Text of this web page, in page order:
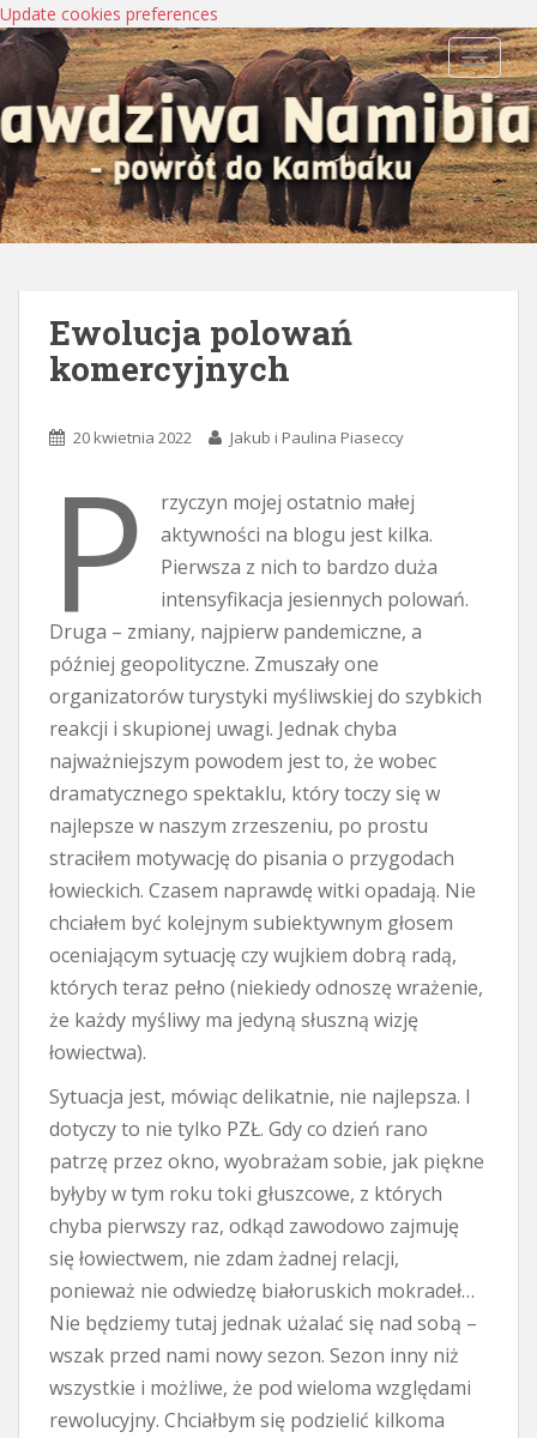
Update cookies preferences
Ewolucja polowań
komercyjnych
20 kwietnia 2022 Jakub i Paulina Piaseccy
P
rzyczyn mojej ostatnio małej
aktywności na blogu jest kilka.
Pierwsza z nich to bardzo duża
intensyfikacja jesiennych polowań.
Druga – zmiany, najpierw pandemiczne, a
później geopolityczne. Zmuszały one
organizatorów turystyki myśliwskiej do szybkich
reakcji i skupionej uwagi. Jednak chyba
najważniejszym powodem jest to, że wobec
dramatycznego spektaklu, który toczy się w
najlepsze w naszym zrzeszeniu, po prostu
straciłem motywację do pisania o przygodach
łowieckich. Czasem naprawdę witki opadają. Nie
chciałem być kolejnym subiektywnym głosem
oceniającym sytuację czy wujkiem dobrą radą,
których teraz pełno (niekiedy odnoszę wrażenie,
że każdy myśliwy ma jedyną słuszną wizję
łowiectwa).
Sytuacja jest, mówiąc delikatnie, nie najlepsza. I
dotyczy to nie tylko PZŁ. Gdy co dzień rano
patrzę przez okno, wyobrażam sobie, jak piękne
byłyby w tym roku toki głuszcowe, z których
chyba pierwszy raz, odkąd zawodowo zajmuję
się łowiectwem, nie zdam żadnej relacji,
ponieważ nie odwiedzę białoruskich mokradeł…
Nie będziemy tutaj jednak użalać się nad sobą –
wszak przed nami nowy sezon. Sezon inny niż
wszystkie i możliwe, że pod wieloma względami
rewolucyjny. Chciałbym się podzielić kilkoma